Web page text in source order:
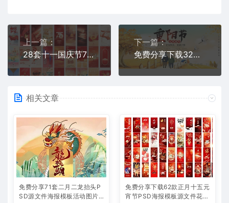
上一篇：
28套十一国庆节75周年PSD海报设计模板素材免费分享下载节日活动宣传PS大师网电商广告公司企业朋友圈宣传背景展板促销放假通知
下一篇：
免费分享下载32套2024年重阳节PSD源文件模板可编辑幼儿园小学学校公司企业朋友圈海报宣传PS大师网平面设计师素材打包合集图片
相关文章
免费分享71套二月二龙抬头P
SD源文件海报模板活动图片
免费分享下载62款正月十五元
宵节PSD海报模板源文件花灯